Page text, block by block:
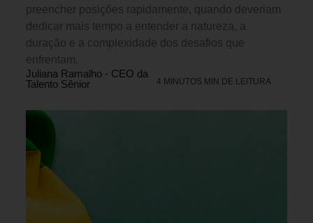
preencher posições rapidamente, quando deveriam
dedicar mais tempo a entender a natureza, a
duração e a complexidade dos desafios que
enfrentam.
Juliana Ramalho - CEO da
Talento Sênior
4 MINUTOS MIN DE LEITURA